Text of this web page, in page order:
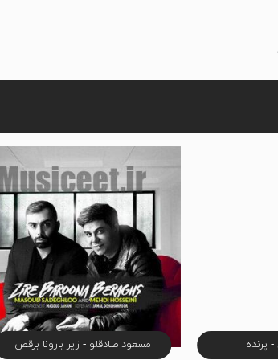
مسعود صادقلو - زیر بارونا برقص پرنده